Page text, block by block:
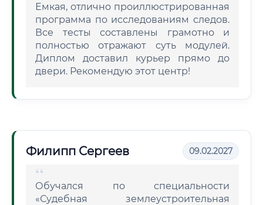
Емкая, отлично проиллюстрированная
программа по исследованиям следов.
Все тесты составлены грамотно и
полностью отражают суть модулей.
Диплом доставил курьер прямо до
двери. Рекомендую этот центр!
Филипп Сергеев 09.02.2027
Обучался по специальности
«Судебная землеустроительная